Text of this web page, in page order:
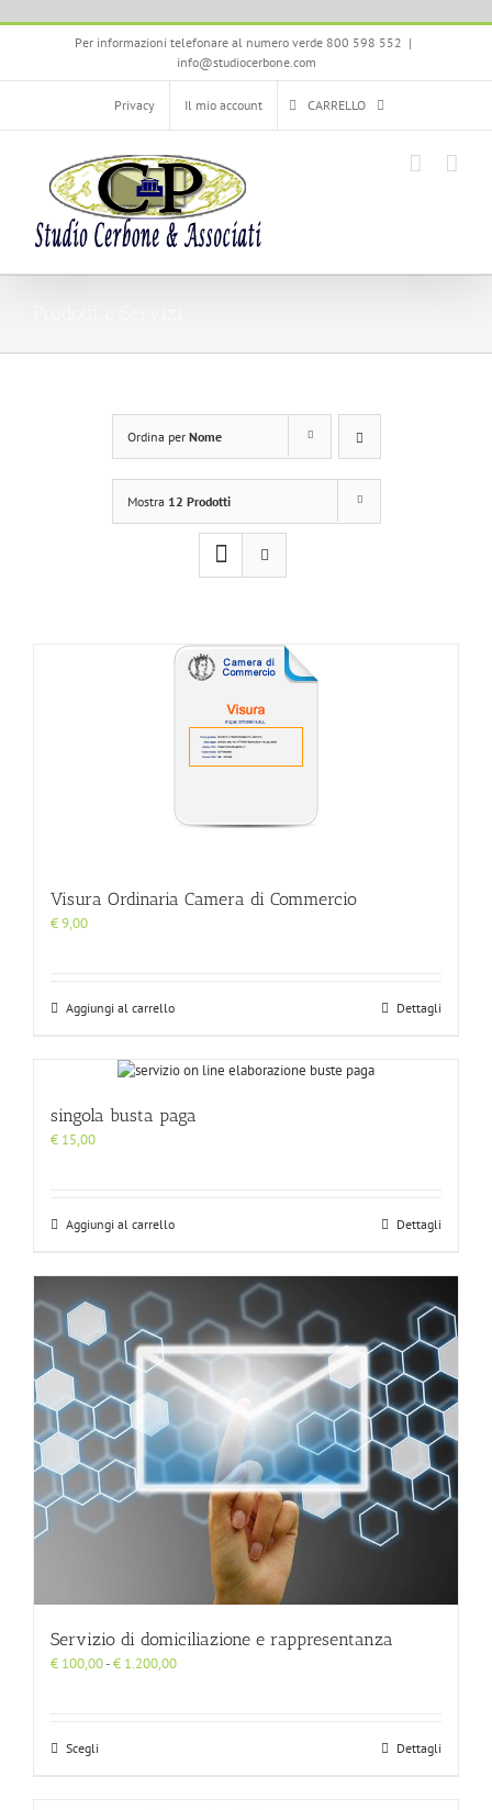
Salta
Per informazioni telefonare al numero verde 800 598 552 |
info@studiocerbone.com
Privacy Il mio account CARRELLO
Ordina per Nome
Mostra 12 Prodotti
Visura Ordinaria Camera di Commercio
€9,00
Aggiungi al carrello Dettagli
singola busta paga
€ 15,00
Aggiungi al carrello Dettagli
Servizio di domiciliazione e rappresentanza
€ 100,00-€ 1.200,00Fascia
Scegli Dettagli